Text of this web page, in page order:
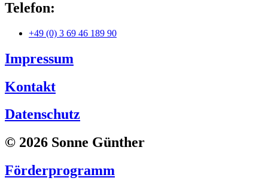
Telefon:
+49 (0) 3 69 46 189 90
Impressum
Kontakt
Datenschutz
© 2026 Sonne Günther
Förderprogramm